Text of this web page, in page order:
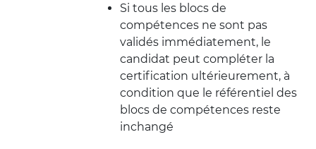
Si tous les blocs de
compétences ne sont pas
validés immédiatement, le
candidat peut compléter la
certification ultérieurement, à
condition que le référentiel des
blocs de compétences reste
inchangé